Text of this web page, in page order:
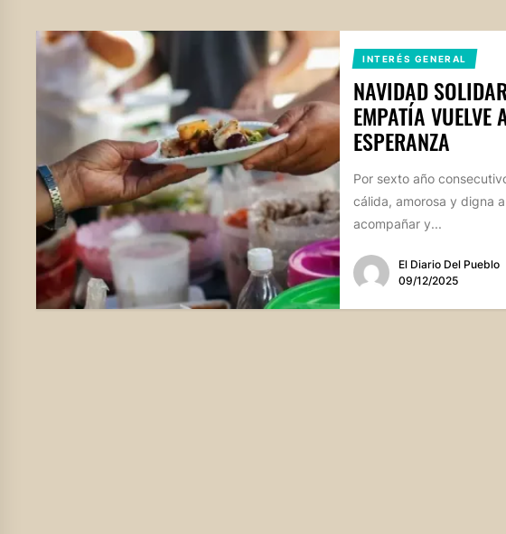
INTERÉS GENERAL
NAVIDAD
EMPATÍA VUELVE
ESPERANZA
Por sexto año
cálida, amorosa y digna
acompañar y...
El Diario Del Pueblo
09/12/2025